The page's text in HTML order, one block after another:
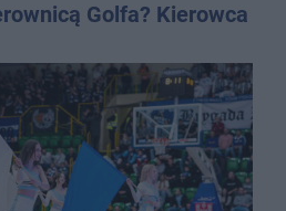
Golfa? Kierowca